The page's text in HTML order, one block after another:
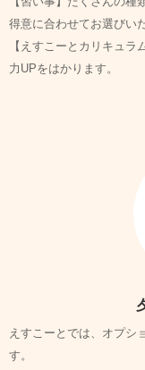
得意に合わせてお選びい
【えすこーとカリキュ
力UPをはかります。
えすこーとでは、オプシ
す。